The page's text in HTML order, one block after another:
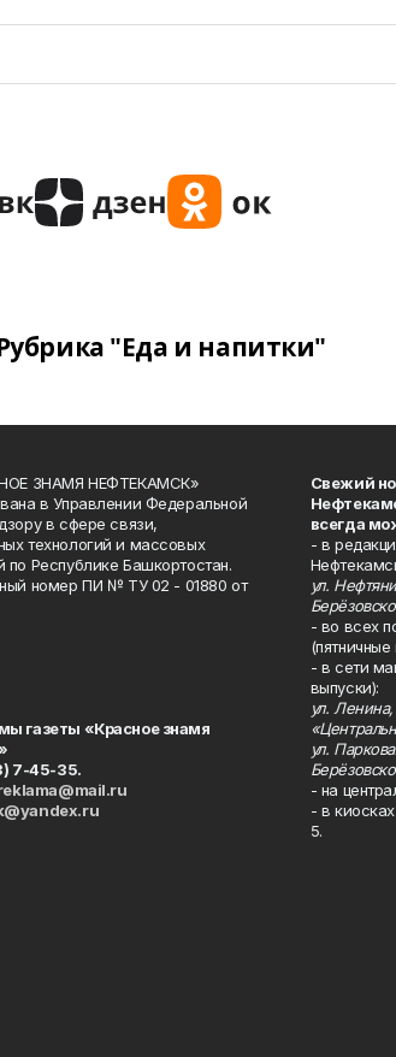
"Еда и напитки"
ЗНАМЯ НЕФТЕКАМСК»
в Управлении Федеральной
в сфере связи,
технологий и массовых
по Республике Башкортостан.
номер ПИ № ТУ 02 - 01880 от
газеты «Красное знамя
7-45-35.
Свежий
всегда
- в
ул.
- во всех
- в сети
выпуски):
ул.
ул.
- на
- в
5.